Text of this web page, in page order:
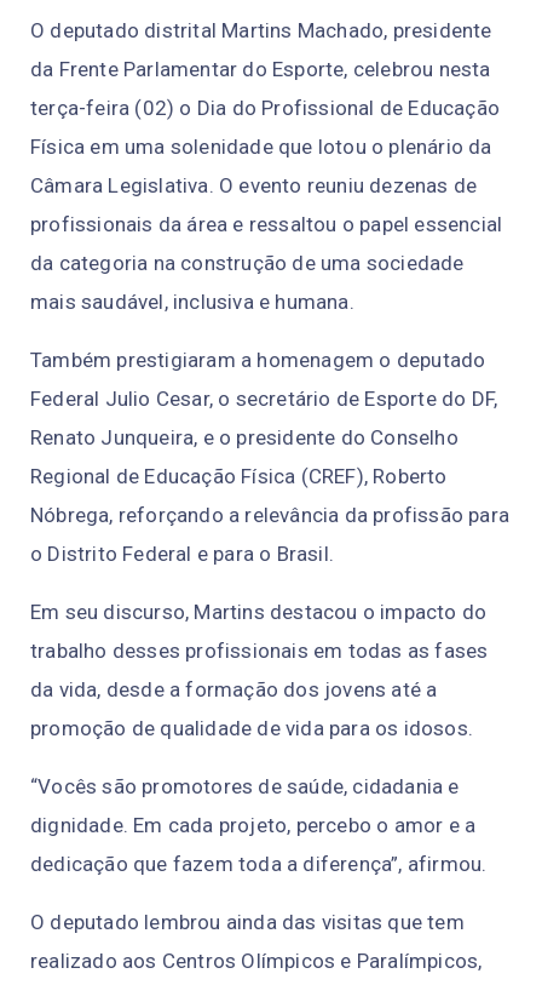
O deputado distrital Martins Machado, presidente
da Frente Parlamentar do Esporte, celebrou nesta
terça-feira (02) o Dia do Profissional de Educação
Física em uma solenidade que lotou o plenário da
Câmara Legislativa. O evento reuniu dezenas de
profissionais da área e ressaltou o papel essencial
da categoria na construção de uma sociedade
mais saudável, inclusiva e humana.
Também prestigiaram a homenagem o deputado
Federal Julio Cesar, o secretário de Esporte do DF,
Renato Junqueira, e o presidente do Conselho
Regional de Educação Física (CREF), Roberto
Nóbrega, reforçando a relevância da profissão para
o Distrito Federal e para o Brasil.
Em seu discurso, Martins destacou o impacto do
trabalho desses profissionais em todas as fases
da vida, desde a formação dos jovens até a
promoção de qualidade de vida para os idosos.
“Vocês são promotores de saúde, cidadania e
dignidade. Em cada projeto, percebo o amor e a
dedicação que fazem toda a diferença”, afirmou.
O deputado lembrou ainda das visitas que tem
realizado aos Centros Olímpicos e Paralímpicos,